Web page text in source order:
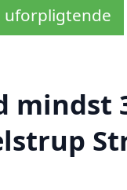
uforpligtende
mindst